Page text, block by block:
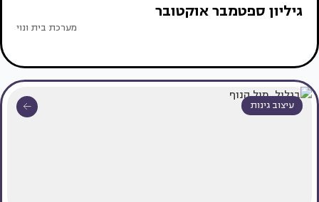
גיליון ספטמבר אוקטובר
מערכת בית ונוי
עיצוב גינות